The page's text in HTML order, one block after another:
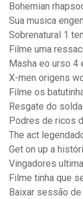
Bohemian
Sua musica
Sobrenatural 1
Filme uma
Masha eo urso 4
X-men origens
Filme os
Resgate do
Podres de ricos
The act
Get on up a
Vingadores
Filme tinha que
Baixar sessão